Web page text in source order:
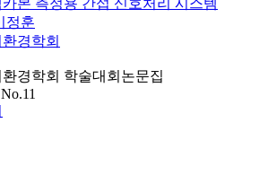
본 측정용 간섭 신호처리 시스템
정훈
경학회
경학회 학술대회논문집